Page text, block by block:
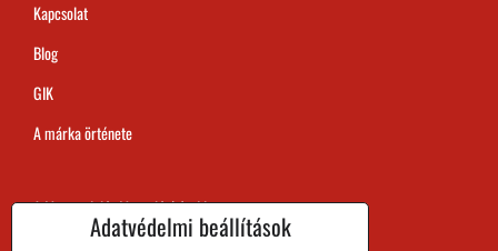
Kapcsolat
Blog
GIK
A márka örténete
A Megrendelés Megvalósítási Ideje
Adatvédelmi beállítások